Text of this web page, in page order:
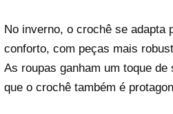
No inverno, o crochê se adapta
conforto, com peças mais
As roupas ganham um toque
que o crochê também é